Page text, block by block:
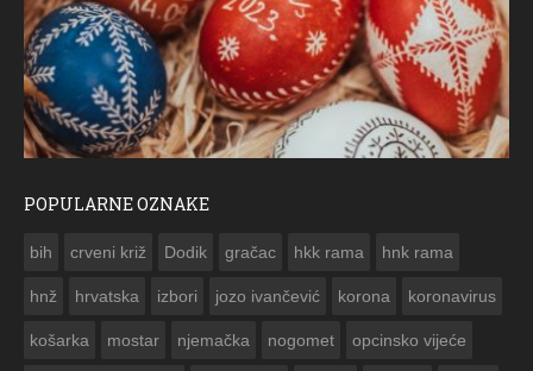
POPULARNE OZNAKE
bih crveni križ Dodik gračac hkk rama hnk rama
hnž hrvatska izbori jozo ivančević korona koronavirus
košarka mostar njemačka nogomet opcinsko vijeće